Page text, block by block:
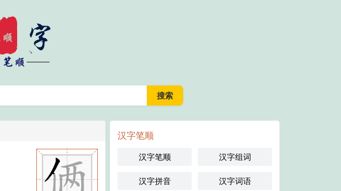
汉字笔顺
汉字笔顺 汉字组词
汉字拼音 汉字词语